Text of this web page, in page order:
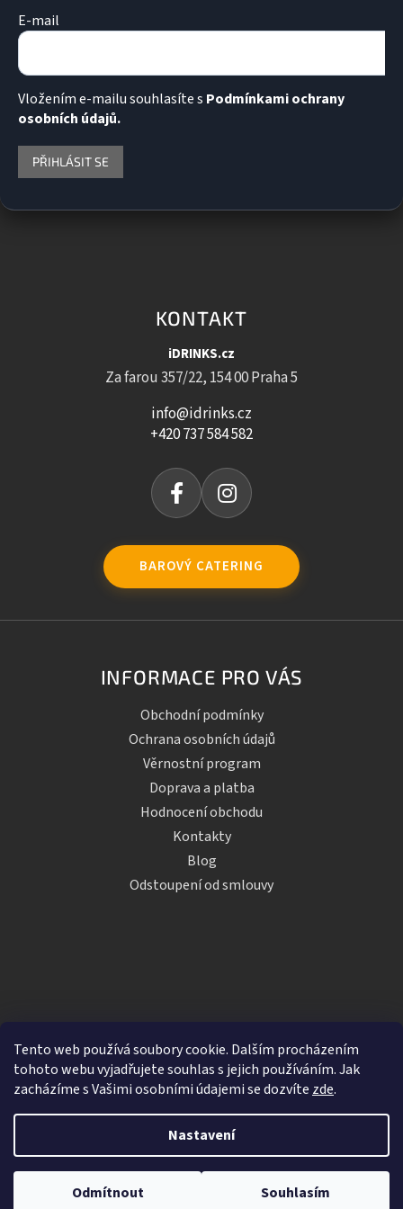
Tento web používá soubory cookie. Dalším procházením
tohoto webu vyjadřujete souhlas s jejich používáním. Jak
zacházíme s Vašimi osobními údajemi se dozvíte zde.
Nastavení
Odmítnout Souhlasím
E-mail
Vložením e-mailu souhlasíte s Podmínkami ochrany
osobních údajů.
PŘIHLÁSIT SE
KONTAKT
iDRINKS.cz
Za farou 357/22, 154 00 Praha 5
info@idrinks.cz
+420 737 584 582
BAROVÝ CATERING
INFORMACE PRO VÁS
Obchodní podmínky
Ochrana osobních údajů
Věrnostní program
Doprava a platba
Hodnocení obchodu
Kontakty
Blog
Odstoupení od smlouvy
Vytvořil Shoptet
iDRINKS.cz. Všechna práva vyhrazena.